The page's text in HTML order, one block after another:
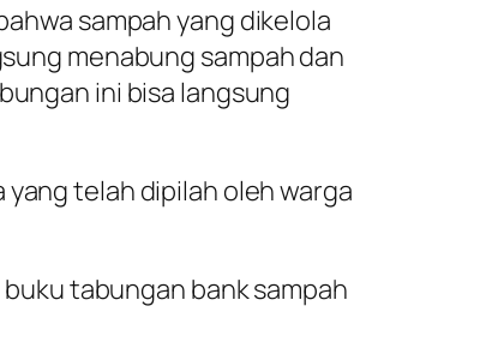
sampah yang dikelola
menabung sampah dan
ini bisa langsung
telah dipilah oleh warga
tabungan bank sampah